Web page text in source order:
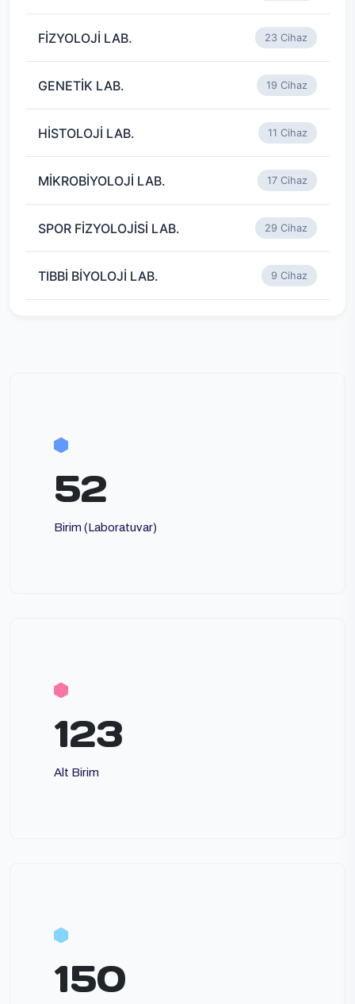
FİZYOLOJİ LAB. 23 Cihaz
GENETİK LAB. 19 Cihaz
HİSTOLOJİ LAB. 11 Cihaz
MİKROBİYOLOJİ LAB. 17 Cihaz
SPOR FİZYOLOJİSİ LAB. 29 Cihaz
TIBBİ BİYOLOJİ LAB. 9 Cihaz
52
Birim (Laboratuvar)
123
Alt Birim
150